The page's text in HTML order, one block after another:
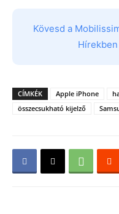
Kövesd a
CÍMKÉK Apple iPhone
összecsukható kijelző